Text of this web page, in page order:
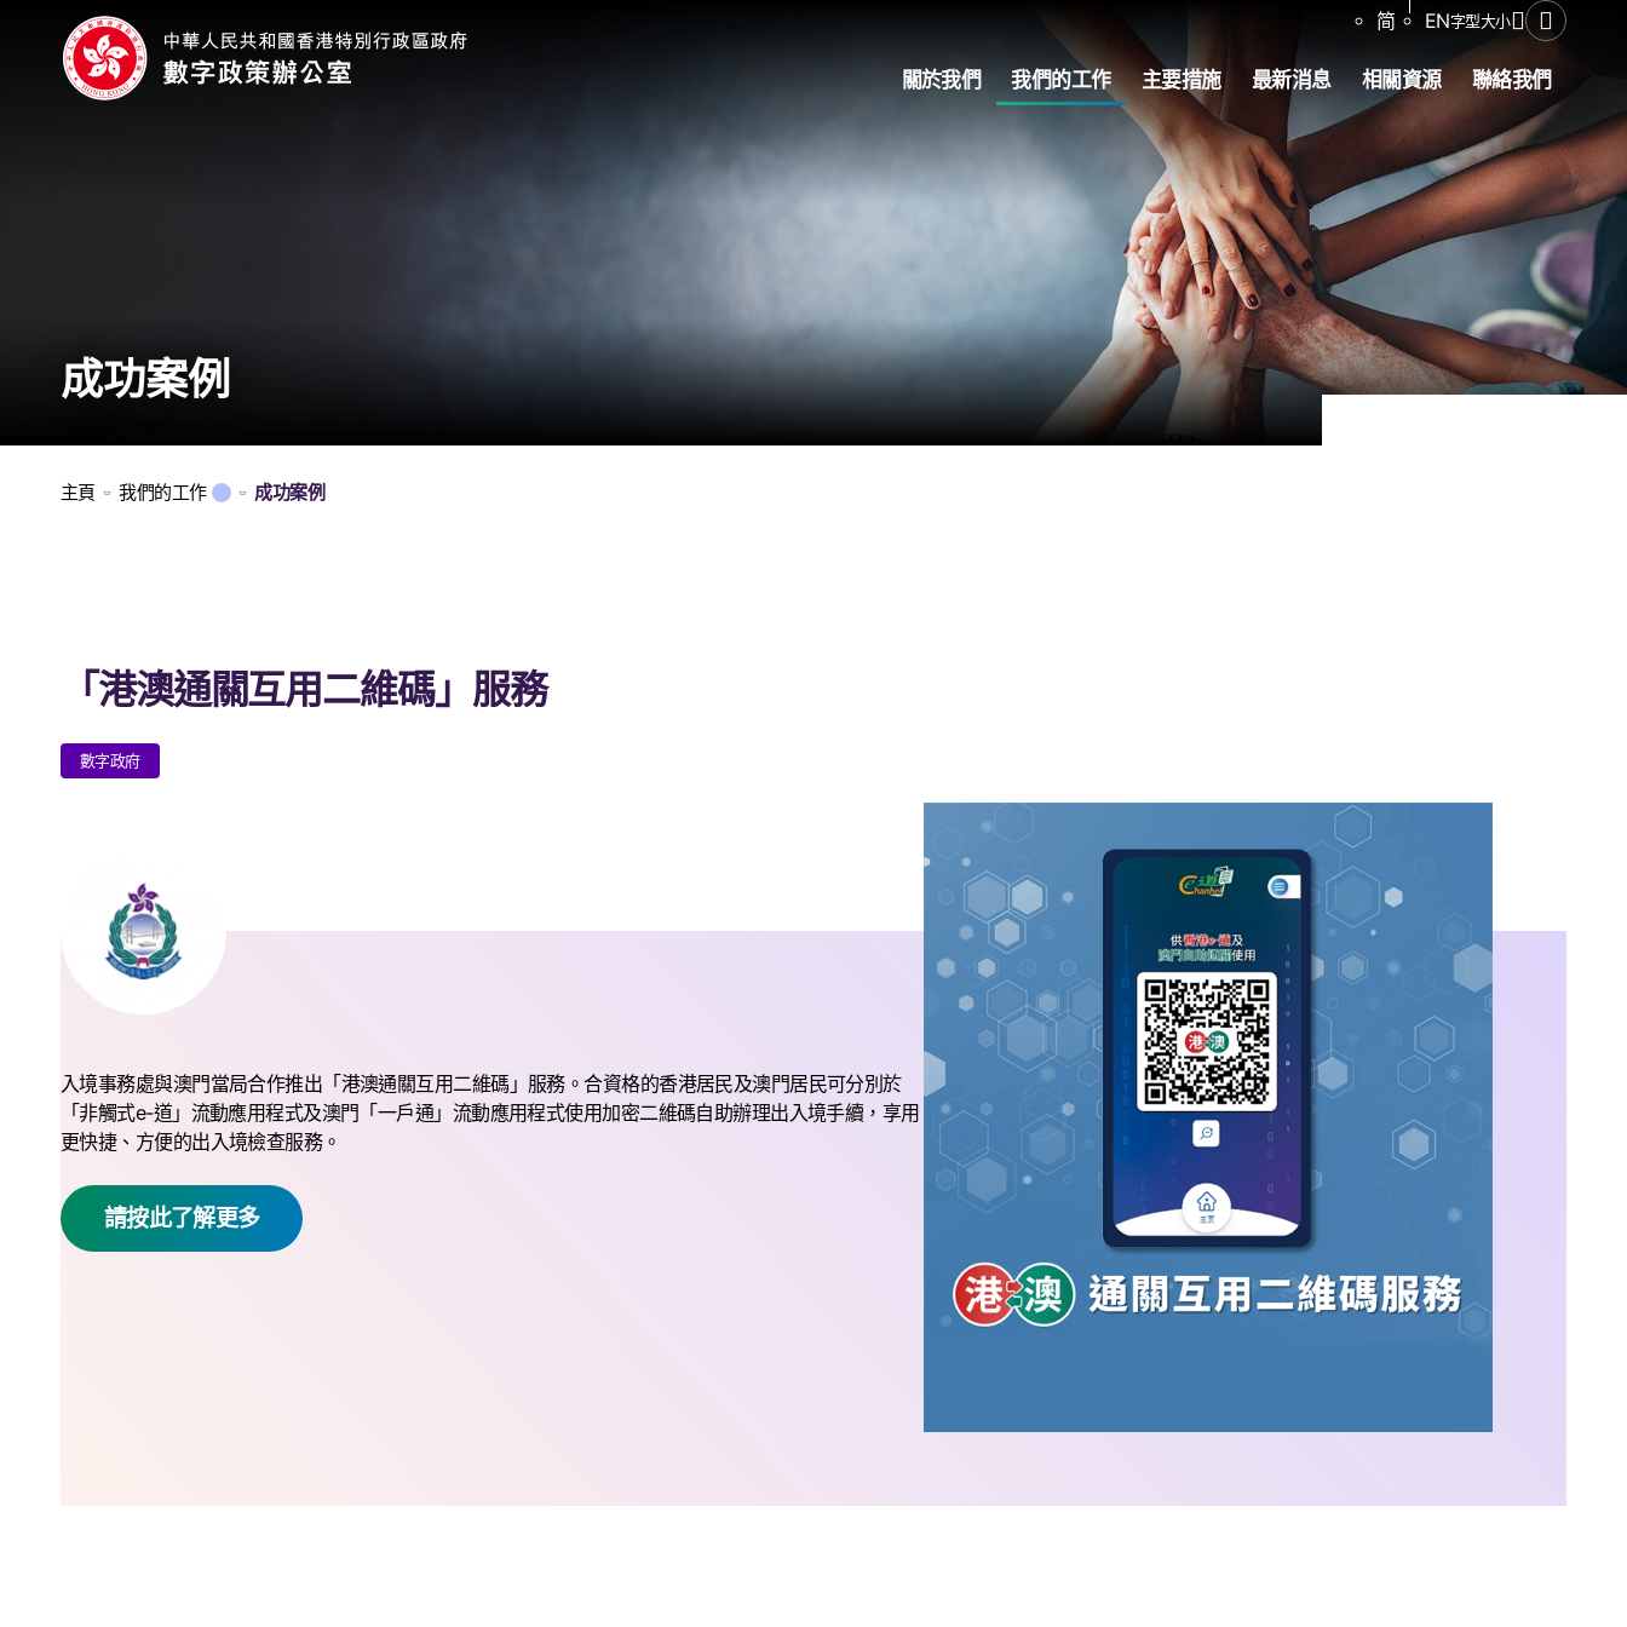
简 EN字型大小分享開啟搜尋
關於我們 我們的工作 主要措施 最新消息 相關資源 聯絡我們
成功案例
主頁 我們的工作 成功案例
「港澳通關互用二維碼」服務
數字政府
入境事務處與澳門當局合作推出「港澳通關互用二維碼」服務。合資格的香港居民及澳門居民可分別於
「非觸式e-道」流動應用程式及澳門「一戶通」流動應用程式使用加密二維碼自助辦理出入境手續，享用
更快捷、方便的出入境檢查服務。
請按此了解更多